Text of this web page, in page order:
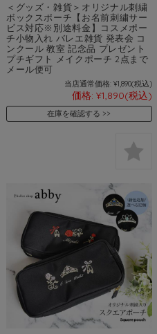
＜グッズ・雑貨＞オリジナル刺繍
ボックスポーチ【お名前刺繍サー
ビス対応※別途料金】コスメポー
チ小物入れ バレエ雑貨 発表会 コ
ンクール 教室 記念品 プレゼント
プチギフト メイクポーチ 2点まで
メール便可
当店通常価格: ¥1,890(税込)
価格: ¥1,890(税込)
在庫を確認する